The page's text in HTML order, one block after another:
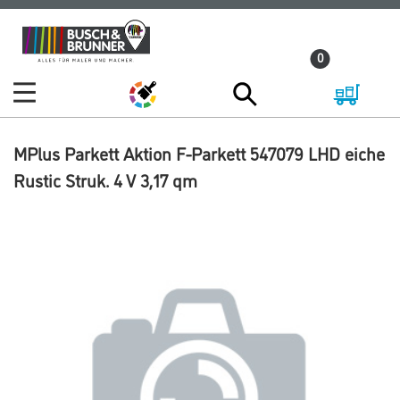
Zum
Inhalt
Zum
Navigationsmenü
0
MPlus Parkett Aktion F-Parkett 547079 LHD eiche
Rustic Struk. 4 V 3,17 qm